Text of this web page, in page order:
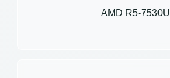
AMD R5-7530U